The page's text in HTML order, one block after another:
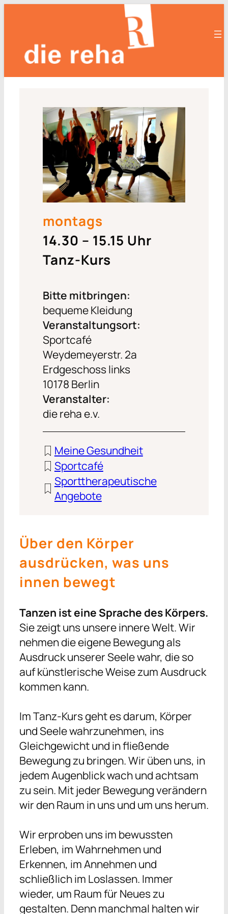
montags
14.30 – 15.15 Uhr
Tanz-Kurs
Bitte mitbringen:
bequeme Kleidung
Veranstaltungsort:
Sportcafé
Weydemeyerstr. 2a
Erdgeschoss links
10178 Berlin
Veranstalter:
die reha e.v.
Meine Gesundheit
Sportcafé
Sporttherapeutische
Angebote
Über den Körper
ausdrücken, was uns
innen bewegt
Tanzen ist eine Sprache des Körpers.
Sie zeigt uns unsere innere Welt. Wir
nehmen die eigene Bewegung als
Ausdruck unserer Seele wahr, die so
auf künstlerische Weise zum Ausdruck
kommen kann.
Im Tanz-Kurs geht es darum, Körper
und Seele wahrzunehmen, ins
Gleichgewicht und in fließende
Bewegung zu bringen. Wir üben uns, in
jedem Augenblick wach und achtsam
zu sein. Mit jeder Bewegung verändern
wir den Raum in uns und um uns herum.
Wir erproben uns im bewussten
Erleben, im Wahrnehmen und
Erkennen, im Annehmen und
schließlich im Loslassen. Immer
wieder, um Raum für Neues zu
gestalten. Denn manchmal halten wir